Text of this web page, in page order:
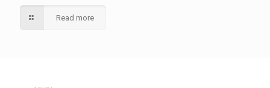
Read more